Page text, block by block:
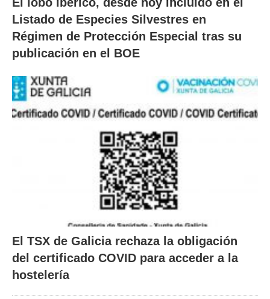
Listado de Especies Silvestres en
Régimen de Protección Especial tras su
publicación en el BOE
El TSX de Galicia rechaza la obligación
del certificado COVID para acceder a la
hostelería